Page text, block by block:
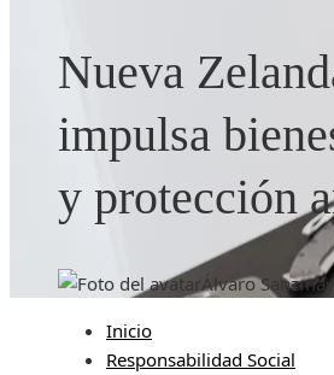
Nueva
impulsa
y protección
Álvaro Sanz
Inicio
Responsabilidad Social